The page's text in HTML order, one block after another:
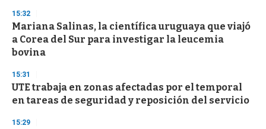
s
e
c
o
n
15:32
Mariana Salinas, la científica uruguaya que viajó
a Corea del Sur para investigar la leucemia
bovina
15:31
UTE trabaja en zonas afectadas por el temporal
en tareas de seguridad y reposición del servicio
15:29